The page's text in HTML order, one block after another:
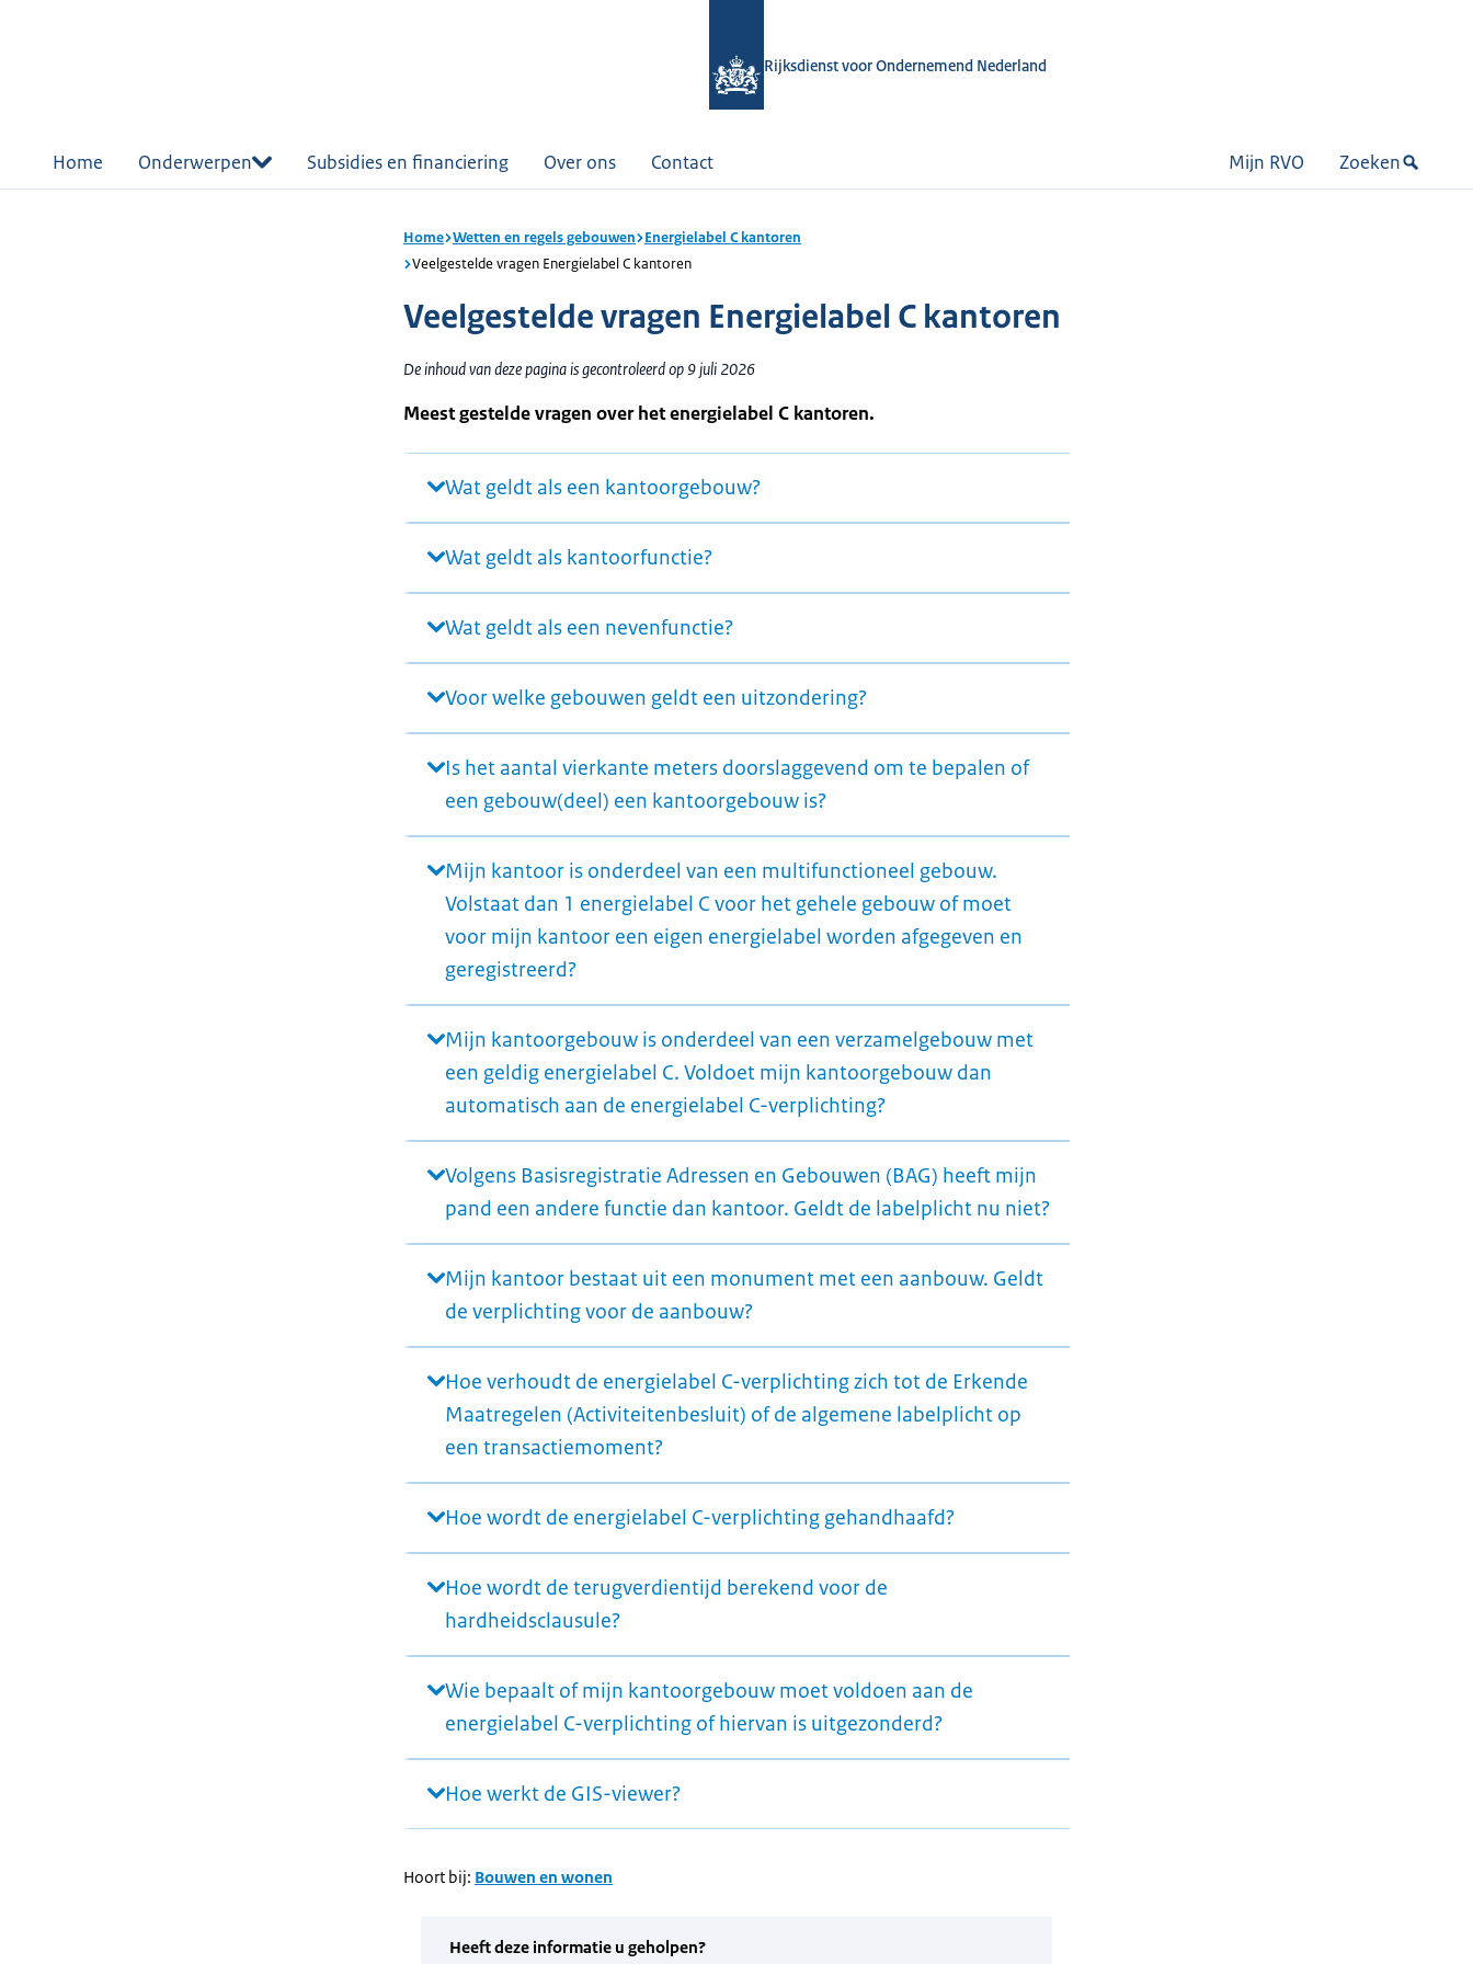
Rijksdienst voor Ondernemend Nederland
Home Onderwerpen Subsidies en financiering Over ons Contact Mijn RVO Zoeken
Home Wetten en regels gebouwen Energielabel C kantoren
Veelgestelde vragen Energielabel C kantoren
Veelgestelde vragen Energielabel C kantoren
De inhoud van deze pagina is gecontroleerd op 9 juli 2026
Meest gestelde vragen over het energielabel C kantoren.
Wat geldt als een kantoorgebouw?
Wat geldt als kantoorfunctie?
Wat geldt als een nevenfunctie?
Voor welke gebouwen geldt een uitzondering?
Is het aantal vierkante meters doorslaggevend om te bepalen of
een gebouw(deel) een kantoorgebouw is?
Mijn kantoor is onderdeel van een multifunctioneel gebouw.
Volstaat dan 1 energielabel C voor het gehele gebouw of moet
voor mijn kantoor een eigen energielabel worden afgegeven en
geregistreerd?
Mijn kantoorgebouw is onderdeel van een verzamelgebouw met
een geldig energielabel C. Voldoet mijn kantoorgebouw dan
automatisch aan de energielabel C-verplichting?
Volgens Basisregistratie Adressen en Gebouwen (BAG) heeft mijn
pand een andere functie dan kantoor. Geldt de labelplicht nu niet?
Mijn kantoor bestaat uit een monument met een aanbouw. Geldt
de verplichting voor de aanbouw?
Hoe verhoudt de energielabel C-verplichting zich tot de Erkende
Maatregelen (Activiteitenbesluit) of de algemene labelplicht op
een transactiemoment?
Hoe wordt de energielabel C-verplichting gehandhaafd?
Hoe wordt de terugverdientijd berekend voor de
hardheidsclausule?
Wie bepaalt of mijn kantoorgebouw moet voldoen aan de
energielabel C-verplichting of hiervan is uitgezonderd?
Hoe werkt de GIS-viewer?
Hoort bij: Bouwen en wonen